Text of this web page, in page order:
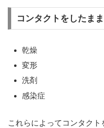
コンタクトをしたま
乾燥
変形
洗剤
感染症
これらによってコンタク